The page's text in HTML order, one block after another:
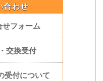
合わせ
せフォーム
交換受付
受付について